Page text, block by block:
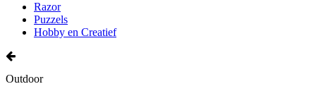
Razor
Puzzels
Hobby en Creatief
Outdoor